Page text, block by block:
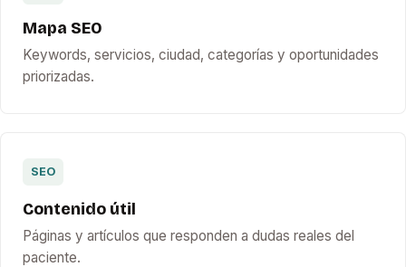
Mapa SEO
Keywords, servicios, ciudad, categorías y oportunidades
priorizadas.
SEO
Contenido útil
Páginas y artículos que responden a dudas reales del
paciente.